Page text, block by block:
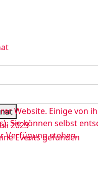
2023
Events gefunden
Website. Einige von
Sie können selbst
Verfügung stehen.